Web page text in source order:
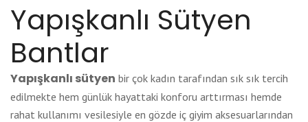
Yapışkanlı Sütyen
Bantlar
Yapışkanlı sütyen bir çok kadın tarafından sık sık tercih
edilmekte hem günlük hayattaki konforu arttırması hemde
rahat kullanımı vesilesiyle en gözde iç giyim aksesuarlarından